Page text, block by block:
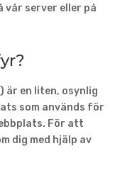
vår server eller på
är en liten, osynlig
som används för
För att
dig med hjälp av